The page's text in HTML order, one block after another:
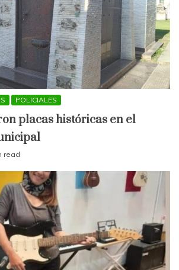
POLICIALES
placas históricas en el
read